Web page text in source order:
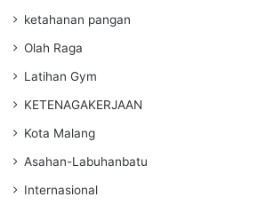
ketahanan pangan
Olah Raga
Latihan Gym
KETENAGAKERJAAN
Kota Malang
Asahan-Labuhanbatu
Internasional